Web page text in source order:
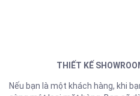
THIẾT KẾ
Nếu bạn là một khách hàng, khi